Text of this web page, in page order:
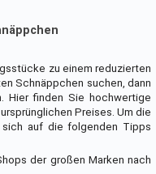
zu einem reduzierten
Schnäppchen suchen, dann
Hier finden Sie hochwertige
Preises. Um die
auf die folgenden Tipps
der großen Marken nach